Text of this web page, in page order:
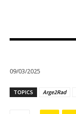
09/03/2025
TOPICS Arge2Rad